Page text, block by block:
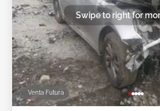
Venta Futura
Swipe to right for